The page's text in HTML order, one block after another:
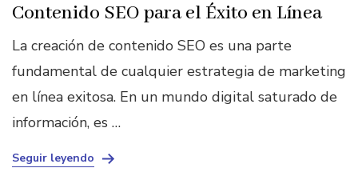
Contenido SEO para el Éxito en Línea
La creación de contenido SEO es una parte
fundamental de cualquier estrategia de marketing
en línea exitosa. En un mundo digital saturado de
información, es …
Seguir leyendo